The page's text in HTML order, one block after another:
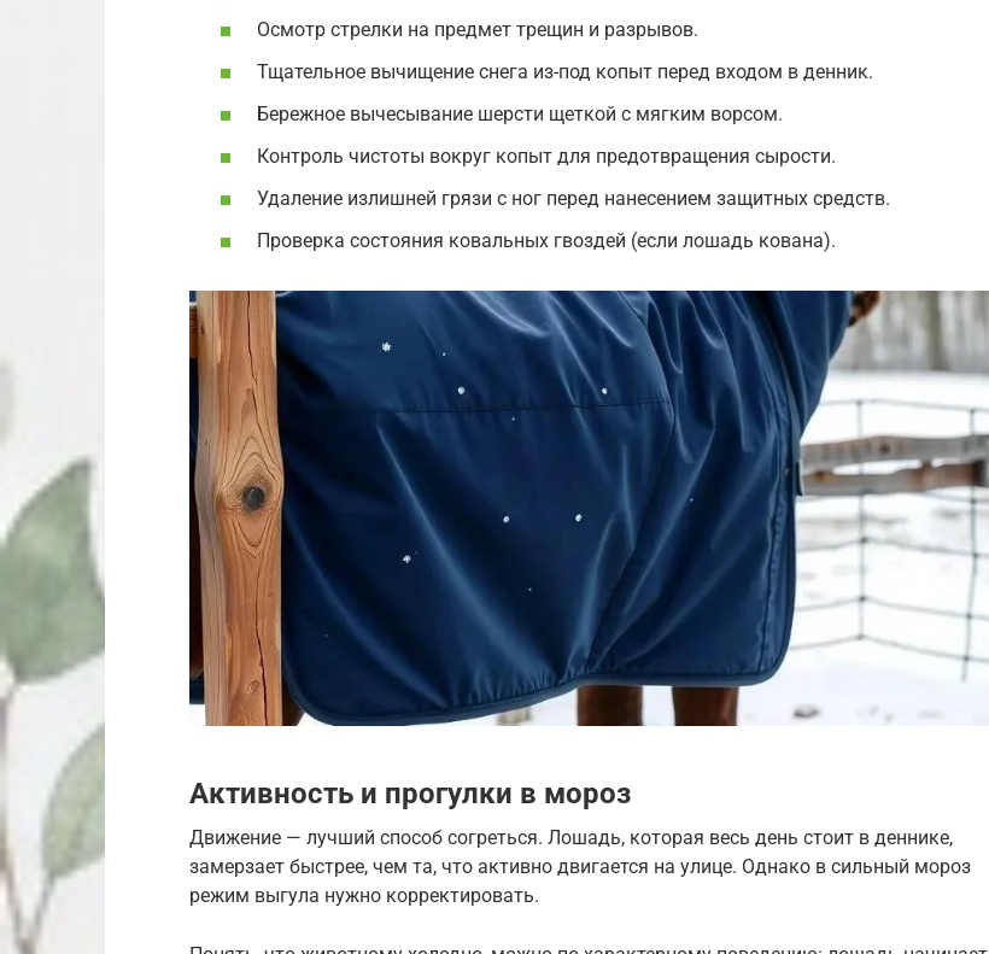
Осмотр стрелки на предмет трещин и разрывов.
Тщательное вычищение снега из-под копыт перед входом в денник.
Бережное вычесывание шерсти щеткой с мягким ворсом.
Контроль чистоты вокруг копыт для предотвращения сырости.
Удаление излишней грязи с ног перед нанесением защитных средств.
Проверка состояния ковальных гвоздей (если лошадь кована).
Активность и прогулки в мороз
Движение — лучший способ согреться. Лошадь, которая весь день стоит в деннике,
замерзает быстрее, чем та, что активно двигается на улице. Однако в сильный мороз
режим выгула нужно корректировать.